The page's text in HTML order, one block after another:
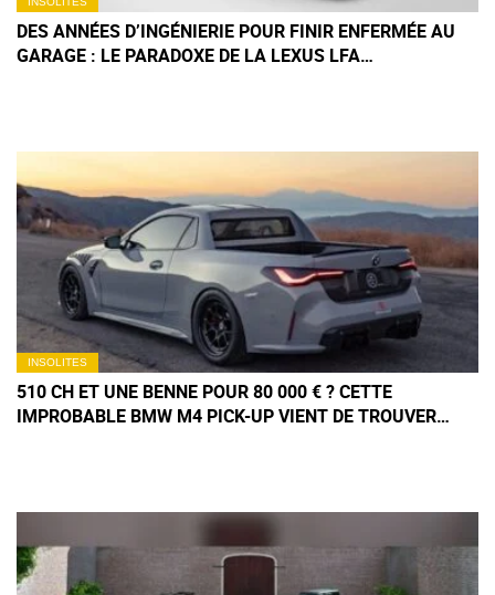
DES ANNÉES D’INGÉNIERIE POUR FINIR ENFERMÉE AU
GARAGE : LE PARADOXE DE LA LEXUS LFA
INSOLITES
510 CH ET UNE BENNE POUR 80 000 € ? CETTE
IMPROBABLE BMW M4 PICK-UP VIENT DE TROUVER